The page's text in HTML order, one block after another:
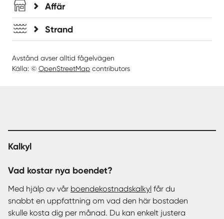
Affär
Strand
Avstånd avser alltid fågelvägen
Källa: © OpenStreetMap contributors
Kalkyl
Vad kostar nya boendet?
Med hjälp av vår boendekostnadskalkyl får du
snabbt en uppfattning om vad den här bostaden
skulle kosta dig per månad. Du kan enkelt justera